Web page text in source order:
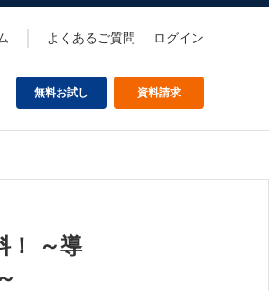
よくあるご質問 ログイン
無料お試し 資料請求
！ ～導